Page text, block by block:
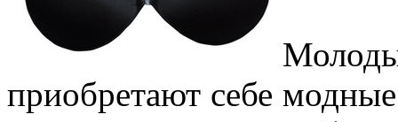
приобретают себе